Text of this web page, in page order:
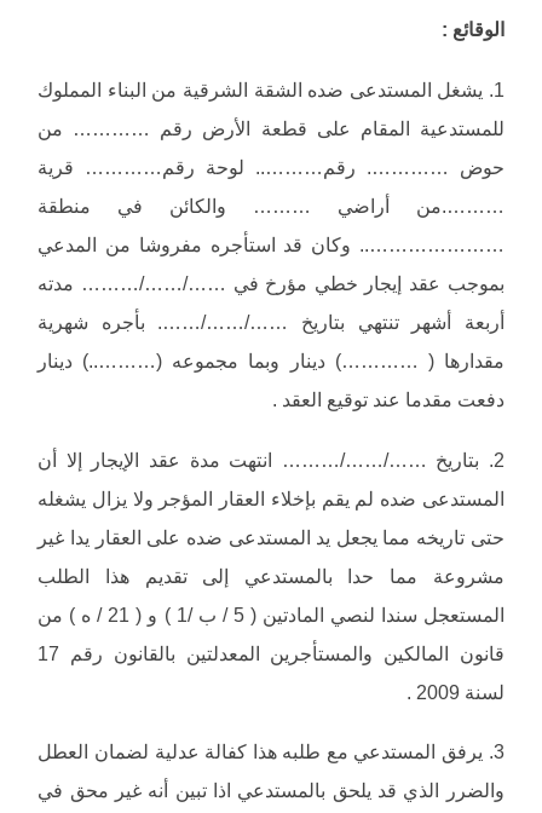
الوقائع :
1. يشغل المستدعى ضده الشقة الشرقية من البناء المملوك
للمستدعية المقام على قطعة الأرض رقم ………… من
حوض …………. رقم……….. لوحة رقم………… قرية
……….من أراضي ……… والكائن في منطقة
………………….. وكان قد استأجره مفروشا من المدعي
بموجب عقد إيجار خطي مؤرخ في ……/……/……… مدته
أربعة أشهر تنتهي بتاريخ ……/……/……. بأجره شهرية
مقدارها ( …………) دينار وبما مجموعه (………..) دينار
دفعت مقدما عند توقيع العقد .
2. بتاريخ ……/……/……… انتهت مدة عقد الإيجار إلا أن
المستدعى ضده لم يقم بإخلاء العقار المؤجر ولا يزال يشغله
حتى تاريخه مما يجعل يد المستدعى ضده على العقار يدا غير
مشروعة مما حدا بالمستدعي إلى تقديم هذا الطلب
المستعجل سندا لنصي المادتين ( 5 / ب /1 ) و ( 21 / ه ) من
قانون المالكين والمستأجرين المعدلتين بالقانون رقم 17
لسنة 2009 .
3. يرفق المستدعي مع طلبه هذا كفالة عدلية لضمان العطل
والضرر الذي قد يلحق بالمستدعي اذا تبين أنه غير محق في